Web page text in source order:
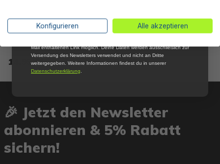
Sandfilteranlagen, 500 g
14,95 €*
Sicherungsbolzen & Dichtung
(grau/je 10 Stk) Steel Pro
8,85 €*
🎉 Jetzt den Newsletter
abonnieren & 5% Rabatt
sichern!
Konfigurieren Alle akzeptieren
*Mit der Anmeldung zum Newsletter stimmst du zu, regelmäßig per E-
Mail über aktuelle Angebote, Aktionen und Produktneuheiten
Mail enthaltenen Link möglich. Deine Daten werden ausschließlich zur
Versendung des Newsletters verwendet und nicht an Dritte
weitergegeben. Weitere Informationen findest du in unserer
Datenschutzerklärung